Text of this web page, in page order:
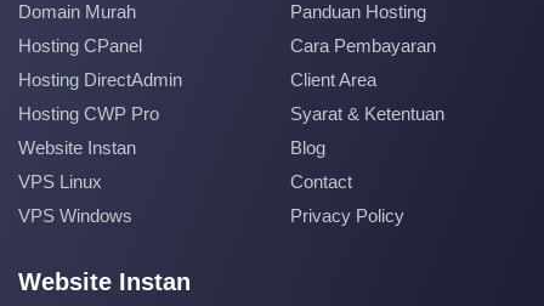
Domain Murah
Hosting CPanel
Hosting DirectAdmin
Hosting CWP Pro
Website Instan
VPS Linux
VPS Windows
Panduan Hosting
Cara Pembayaran
Client Area
Syarat & Ketentuan
Blog
Contact
Privacy Policy
Website Instan